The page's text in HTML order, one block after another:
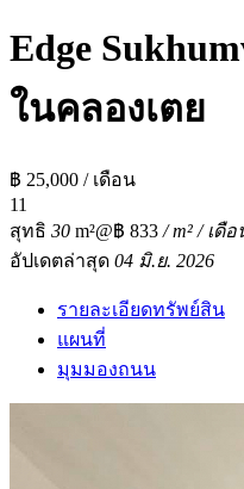
Edge
ในคลองเตย
฿ 25,000 / เดือน
11
สุทธิ 30 m²@฿ 833 / m² / เดือ
อัปเดตล่าสุด 04 มิ.ย. 2026
รายละเอียดทรัพย์สิน
แผนที่
มุมมองถนน